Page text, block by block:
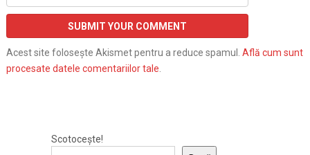
Acest site folosește Akismet pentru a reduce spamul. Află cum sunt
procesate datele comentariilor tale
Scotocește!